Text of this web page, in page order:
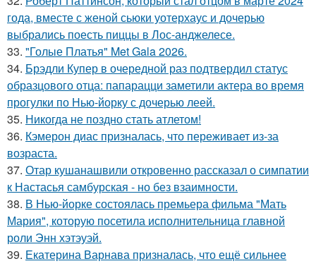
года, вместе с женой сьюки уотерхаус и дочерью
выбрались поесть пиццы в Лос-анджелесе.
33. "Голые Платья" Met Gala 2026.
34. Брэдли Купер в очередной раз подтвердил статус
образцового отца: папарацци заметили актера во время
прогулки по Нью-йорку с дочерью леей.
35. Никогда не поздно стать атлетом!
36. Кэмерон диас призналась, что переживает из-за
возраста.
37. Отар кушанашвили откровенно рассказал о симпатии
к Настасья самбурская - но без взаимности.
38. В Нью-йорке состоялась премьера фильма "Мать
Мария", которую посетила исполнительница главной
роли Энн хэтэуэй.
39. Екатерина Варнава призналась, что ещё сильнее